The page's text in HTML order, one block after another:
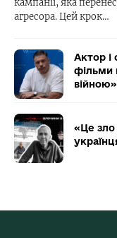
кампанії, яка
агресора. Цей крок…
Актор
фільми
війною»
«Це зло